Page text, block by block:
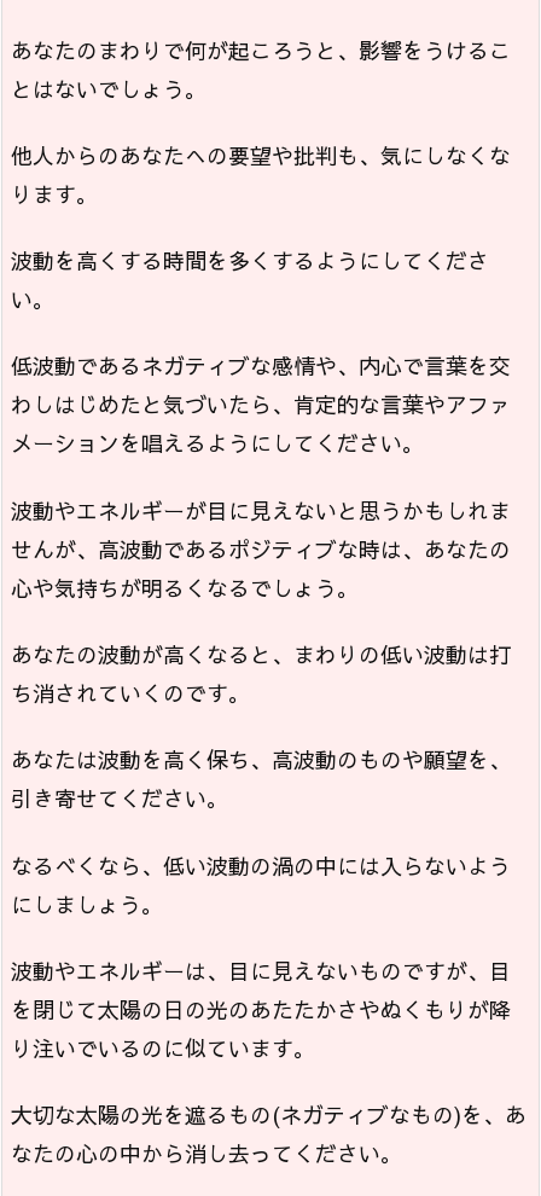
あなたのまわりで何が起ころうと、影響をうけるこ
とはないでしょう。
他人からのあなたへの要望や批判も、気にしなくな
ります。
波動を高くする時間を多くするようにしてくださ
い。
低波動であるネガティブな感情や、内心で言葉を交
わしはじめたと気づいたら、肯定的な言葉やアファ
メーションを唱えるようにしてください。
波動やエネルギーが目に見えないと思うかもしれま
せんが、高波動であるポジティブな時は、あなたの
心や気持ちが明るくなるでしょう。
あなたの波動が高くなると、まわりの低い波動は打
ち消されていくのです。
あなたは波動を高く保ち、高波動のものや願望を、
引き寄せてください。
なるべくなら、低い波動の渦の中には入らないよう
にしましょう。
波動やエネルギーは、目に見えないものですが、目
を閉じて太陽の日の光のあたたかさやぬくもりが降
り注いでいるのに似ています。
大切な太陽の光を遮るもの(ネガティブなもの)を、あ
なたの心の中から消し去ってください。